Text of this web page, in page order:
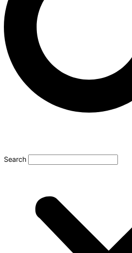
Search